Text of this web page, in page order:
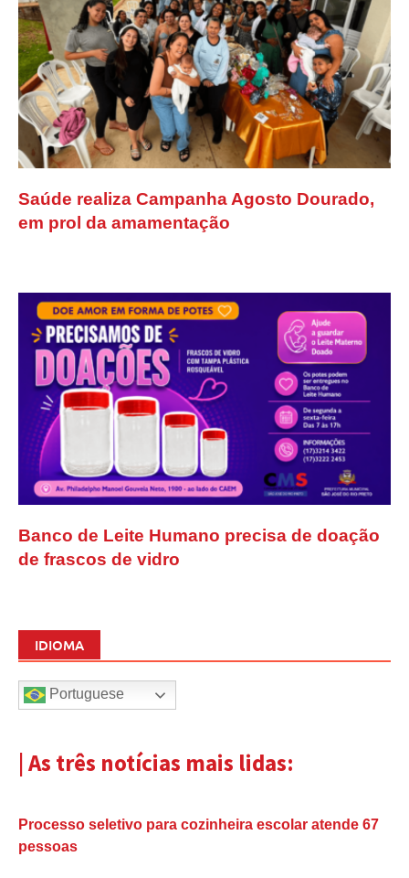
Saúde realiza Campanha Agosto Dourado,
em prol da amamentação
Banco de Leite Humano precisa de doação
de frascos de vidro
IDIOMA
Portuguese
| As três notícias mais lidas:
Processo seletivo para cozinheira escolar atende 67
pessoas